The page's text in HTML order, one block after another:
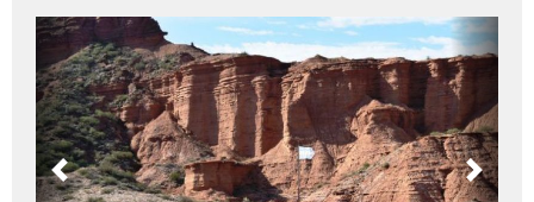
Previous Next